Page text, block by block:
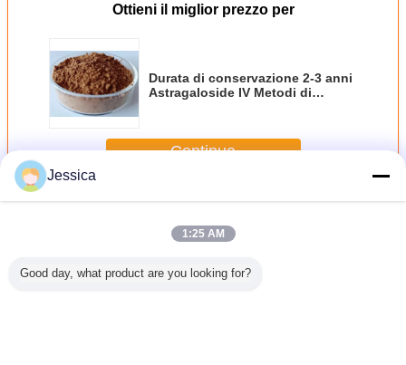
Ottieni il miglior prezzo per
Durata di conservazione 2-3 anni
Astragaloside IV Metodi di
nella ricerca farmaceutica per la
scienza della salute
Continua
PiùAstragaloside IV
Jessica
1:25 AM
Good day, what product are you looking for?